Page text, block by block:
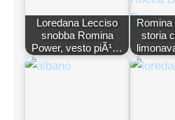
Loredana Lecciso
snobba Romina
Power, vesto piÃ¹…
Romina
storia